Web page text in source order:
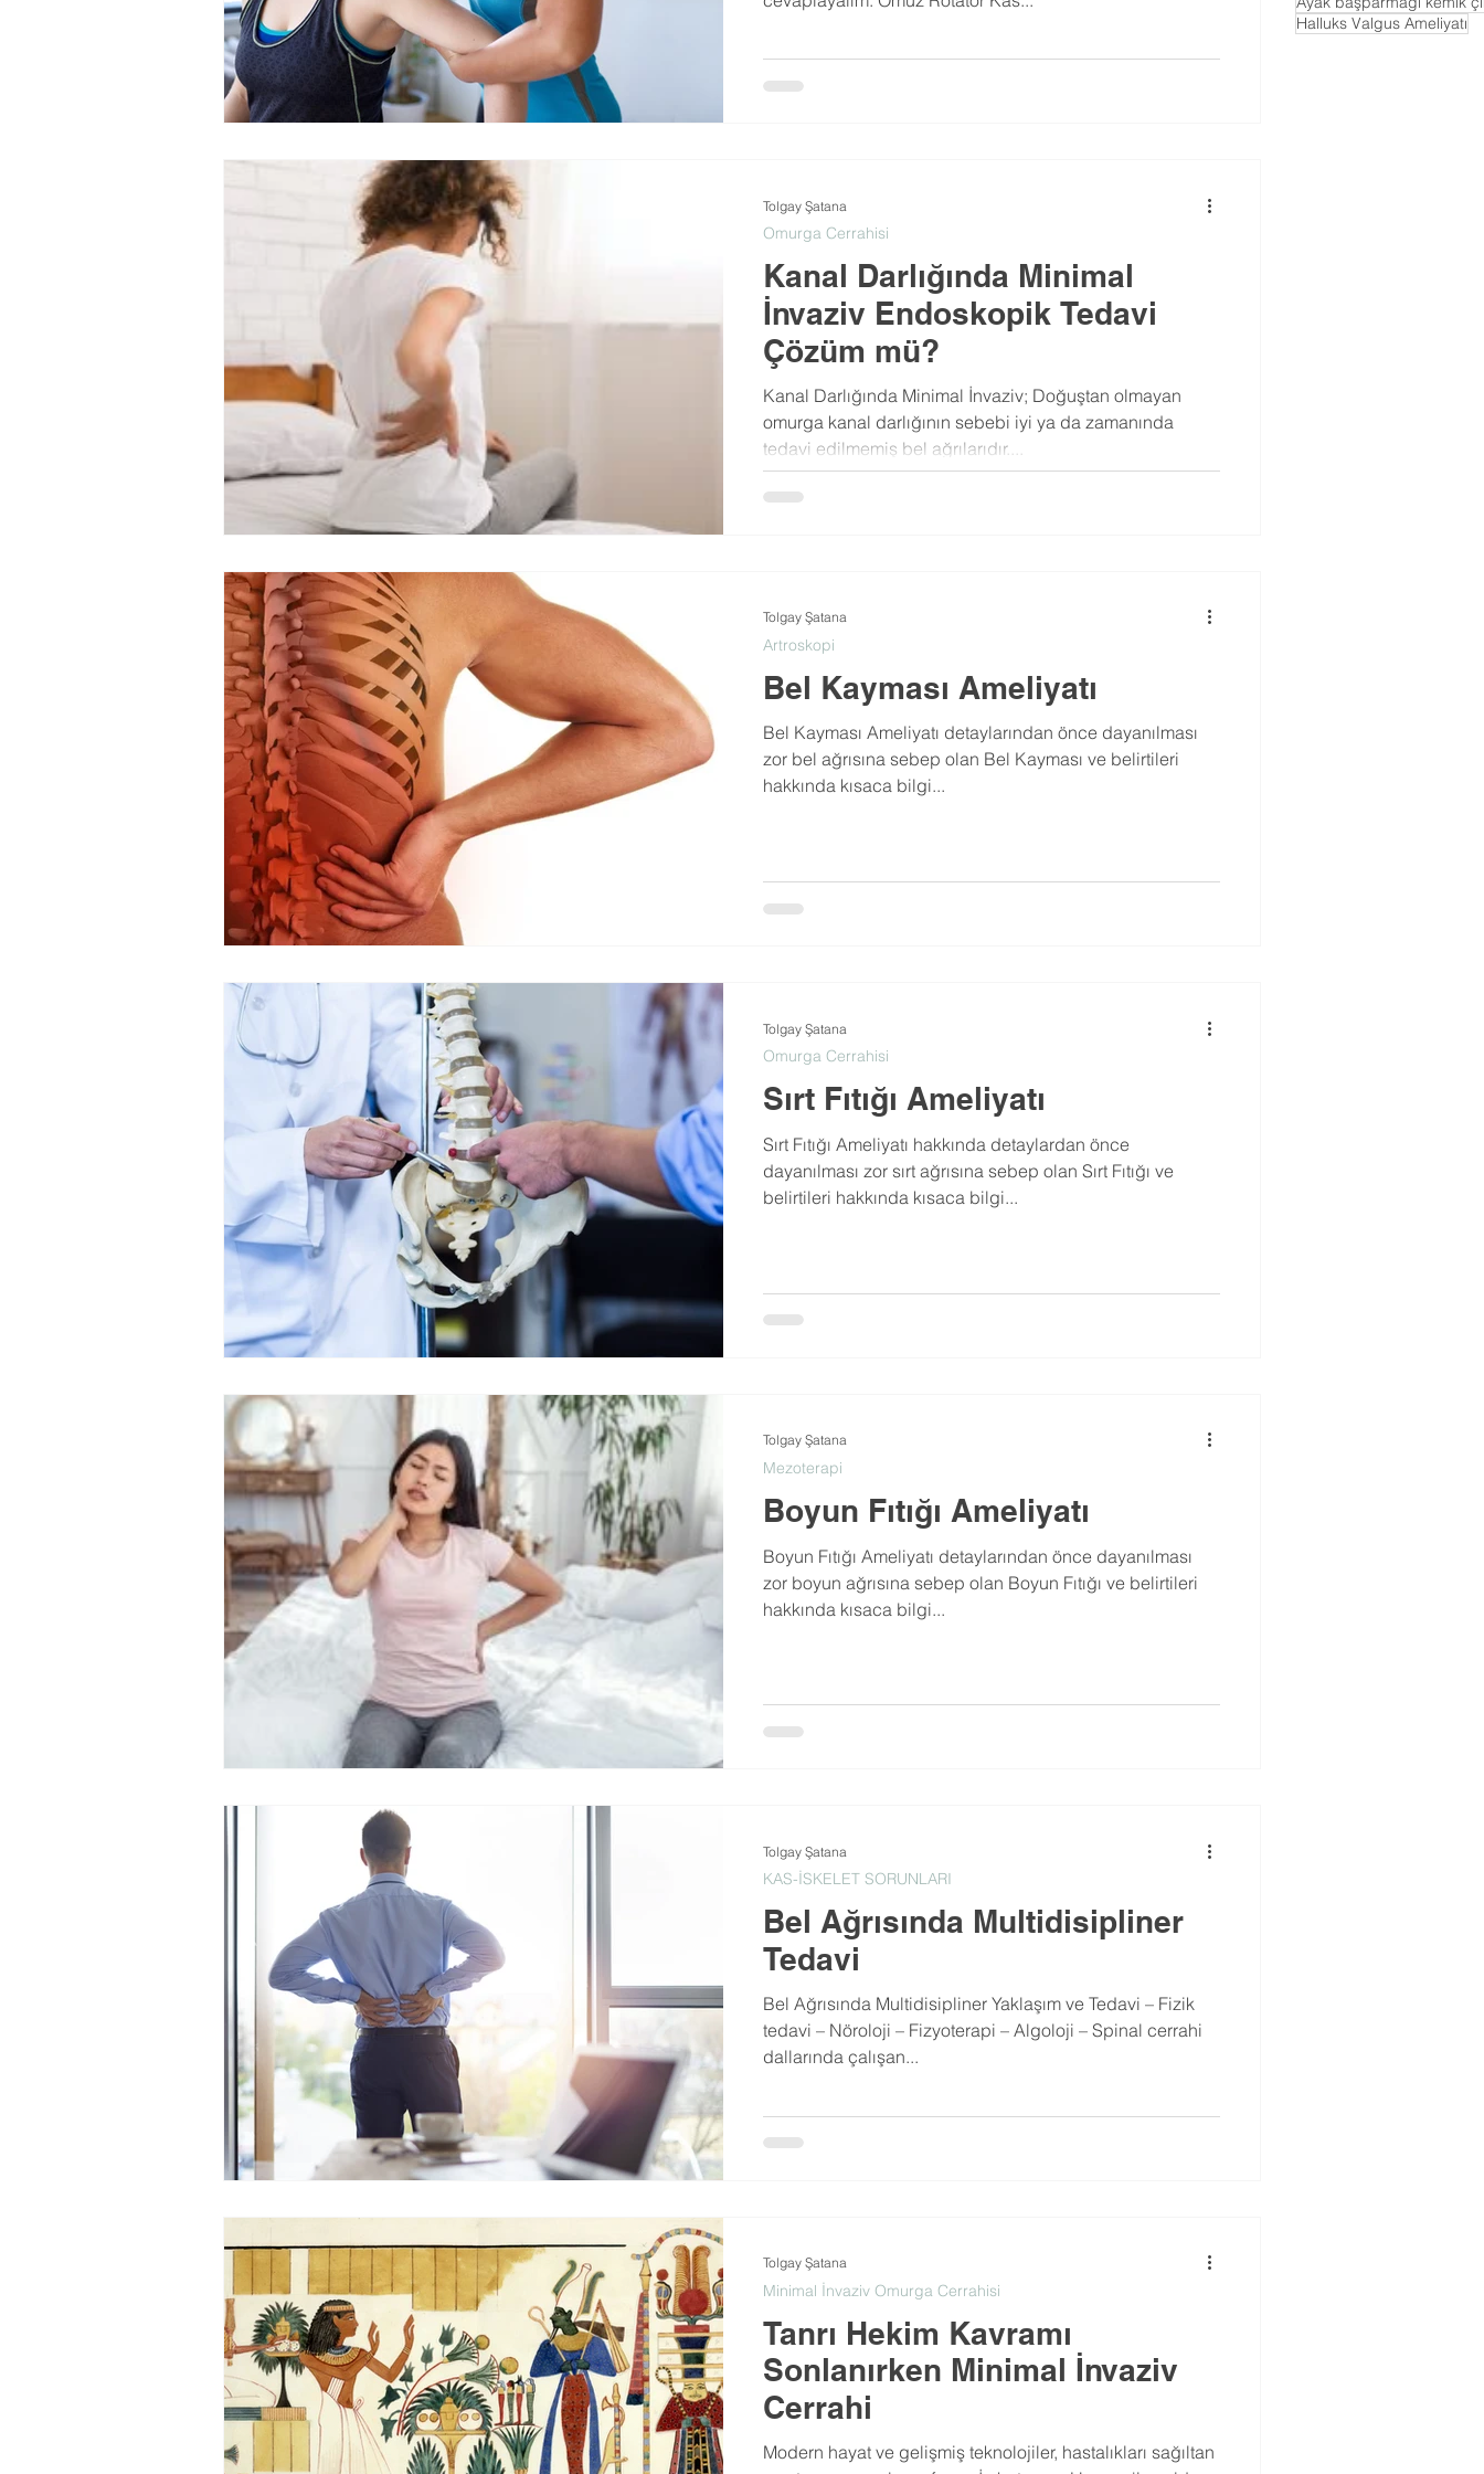
Kanal Darlığında Minimal
İnvaziv Endoskopik Tedavi
Çözüm mü?
Kanal Darlığında Minimal İnvaziv; Doğuştan olmayan
omurga kanal darlığının sebebi iyi ya da zamanında
tedavi edilmemiş bel ağrılarıdır....
Omurga Cerrahisi
Tolgay Şatana
Bel Kayması Ameliyatı
Bel Kayması Ameliyatı detaylarından önce dayanılması
zor bel ağrısına sebep olan Bel Kayması ve belirtileri
hakkında kısaca bilgi...
Artroskopi
Tolgay Şatana
Sırt Fıtığı Ameliyatı
Sırt Fıtığı Ameliyatı hakkında detaylardan önce
dayanılması zor sırt ağrısına sebep olan Sırt Fıtığı ve
belirtileri hakkında kısaca bilgi...
Omurga Cerrahisi
Tolgay Şatana
Boyun Fıtığı Ameliyatı
Boyun Fıtığı Ameliyatı detaylarından önce dayanılması
zor boyun ağrısına sebep olan Boyun Fıtığı ve belirtileri
hakkında kısaca bilgi...
Mezoterapi
Tolgay Şatana
Bel Ağrısında Multidisipliner
Tedavi
Bel Ağrısında Multidisipliner Yaklaşım ve Tedavi – Fizik
tedavi – Nöroloji – Fizyoterapi – Algoloji – Spinal cerrahi
dallarında çalışan...
KAS-İSKELET SORUNLARI
Tolgay Şatana
Tanrı Hekim Kavramı
Sonlanırken Minimal İnvaziv
Cerrahi
Modern hayat ve gelişmiş teknolojiler, hastalıkları sağıltan
Minimal İnvaziv Omurga Cerrahisi
Tolgay Şatana
Halluks Valgus Ameliyatı